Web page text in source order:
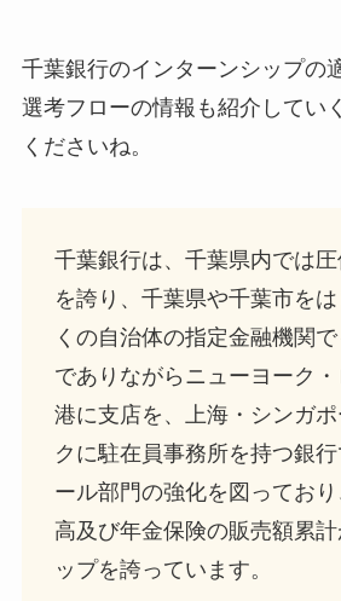
千葉銀行のインターンシップの
選考フローの情報も紹介してい
くださいね。
千葉銀行は、千葉県内では
を誇り、千葉県や千葉市を
くの自治体の指定金融機関
でありながらニューヨーク
港に支店を、上海・シンガ
クに駐在員事務所を持つ銀
ール部門の強化を図ってお
高及び年金保険の販売額累
ップを誇っています。